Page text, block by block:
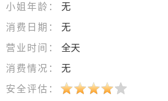
小姐年龄：
无
消费日期：
无
营业时间：
全天
消费情况：
无
安全评估：